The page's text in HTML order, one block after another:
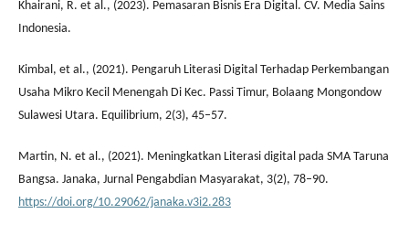
Khairani, R. et al., (2023). Pemasaran Bisnis Era Digital. CV. Media Sains
Indonesia.
Kimbal, et al., (2021). Pengaruh Literasi Digital Terhadap Perkembangan
Usaha Mikro Kecil Menengah Di Kec. Passi Timur, Bolaang Mongondow
Sulawesi Utara. Equilibrium, 2(3), 45–57.
Martin, N. et al., (2021). Meningkatkan Literasi digital pada SMA Taruna
Bangsa. Janaka, Jurnal Pengabdian Masyarakat, 3(2), 78–90.
https://doi.org/10.29062/janaka.v3i2.283